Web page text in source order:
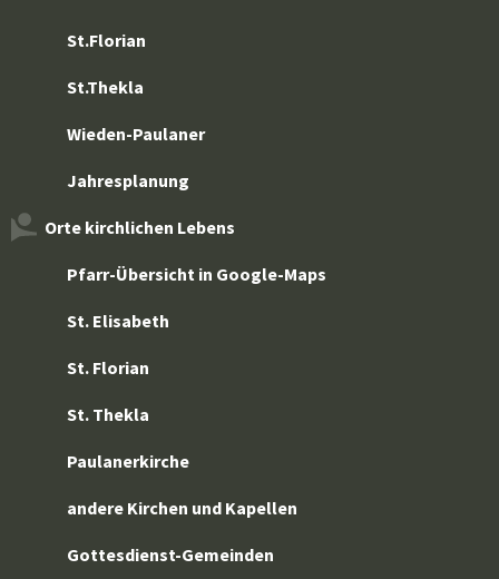
St.Florian
St.Thekla
Wieden-Paulaner
Jahresplanung
Orte kirchlichen Lebens
Pfarr-Übersicht in Google-Maps
St. Elisabeth
St. Florian
St. Thekla
Paulanerkirche
andere Kirchen und Kapellen
Gottesdienst-Gemeinden